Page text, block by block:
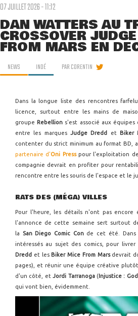
07 JUILLET 2026 - 11:12
DAN WATTERS AU
CROSSOVER
FROM MARS EN
NEWS INDÉ PARCORENTIN
Dans la longue liste des rencontres
licence, surtout entre les mains de
groupe Rebellion s'est associé aux équipes
entre les marques Judge Dredd et Biker
contenter du strict minimum au format BD,
partenaire d'Oni Presspour l'exploitation
compagnie devrait en profiter pour
rencontre entre les souris de l'espace et le
RATS DES (MÉGA) VILLES
Pour l'heure, les détails n'ont pas
l'annonce de cette semaine sert surtout
la
San Diego Comic Conde cet été. Dans
intéressés au sujet des comics, pour
Dredd et les Biker Mice From Marsdevrait
pages), et réunir une équipe créative plutôt
d'un côté, etJordi Tarranoga( Injustice :
qui vont bien, évidemment.